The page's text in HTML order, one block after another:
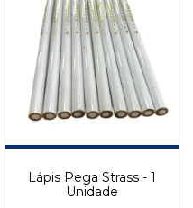
Lápis Pega Strass - 1
Unidade